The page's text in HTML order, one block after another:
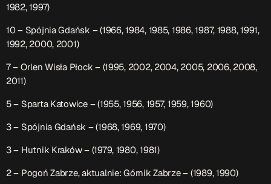
1982, 1997)
10 – Spójnia Gdańsk – (1966, 1984, 1985, 1986, 1987, 1988, 1991,
1992, 2000, 2001)
7 – Orlen Wisła Płock – (1995, 2002, 2004, 2005, 2006, 2008,
2011)
5 – Sparta Katowice – (1955, 1956, 1957, 1959, 1960)
3 – Spójnia Gdańsk – (1968, 1969, 1970)
3 – Hutnik Kraków – (1979, 1980, 1981)
2 – Pogoń Zabrze, aktualnie: Górnik Zabrze – (1989, 1990)